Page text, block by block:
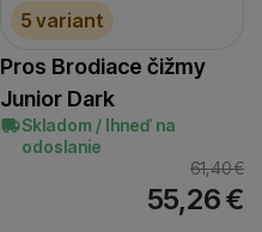
5 variant
Pros Brodiace čižmy
Junior Dark
Skladom / Ihneď na
odoslanie
61,40€
55,26€